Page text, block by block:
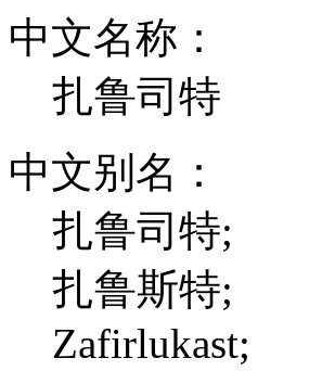
中文名称：
扎鲁司特
中文别名：
扎鲁司特;
扎鲁斯特;
Zafirlukast;